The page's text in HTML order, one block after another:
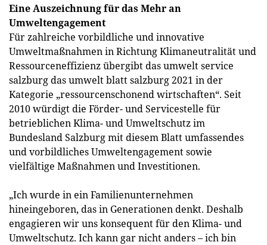
Eine Auszeichnung für das Mehr an
Umweltengagement
Für zahlreiche vorbildliche und innovative
Umweltmaßnahmen in Richtung Klimaneutralität und
Ressourceneffizienz übergibt das umwelt service
salzburg das umwelt blatt salzburg 2021 in der
Kategorie „ressourcenschonend wirtschaften“. Seit
2010 würdigt die Förder- und Servicestelle für
betrieblichen Klima- und Umweltschutz im
Bundesland Salzburg mit diesem Blatt umfassendes
und vorbildliches Umweltengagement sowie
vielfältige Maßnahmen und Investitionen.
„Ich wurde in ein Familienunternehmen
hineingeboren, das in Generationen denkt. Deshalb
engagieren wir uns konsequent für den Klima- und
Umweltschutz. Ich kann gar nicht anders – ich bin